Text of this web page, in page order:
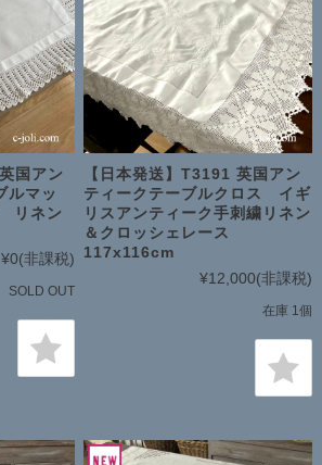
国アン
ルマッ
リネン
¥0(非課税)
SOLD OUT
【日本発送】T3191 英国アン
ティークテーブルクロス イギ
リスアンティーク手刺繍リネン
＆クロッシェレース
117x116cm
¥12,000(非課税)
在庫 1個